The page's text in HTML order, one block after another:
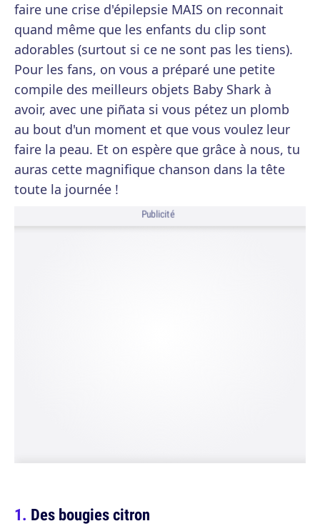
faire une crise d'épilepsie MAIS on reconnait
quand même que les enfants du clip sont
adorables (surtout si ce ne sont pas les tiens).
Pour les fans, on vous a préparé une petite
compile des meilleurs objets Baby Shark à
avoir, avec une piñata si vous pétez un plomb
au bout d'un moment et que vous voulez leur
faire la peau. Et on espère que grâce à nous, tu
auras cette magnifique chanson dans la tête
toute la journée !
Publicité
Des bougies citron